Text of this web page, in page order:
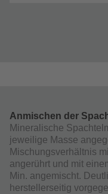
Anmischen der
Mineralische
jeweilige Masse
Mischungsverhältnis
angerührt und mit
Min. angemischt.
herstellerseitig